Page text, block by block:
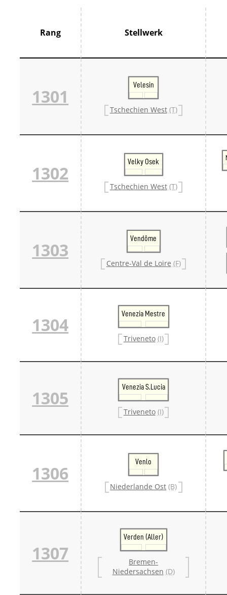
France
Italien
Schweiz
Rang Stellwerk
1301
Velesin
Tschechien West (T)
1302
Velky Osek
Tschechien West (T)
1303
Vendôme
Centre-Val de Loire (F)
1304
Venezia Mestre
Triveneto (I)
1305
Venezia S.Lucia
Triveneto (I)
1306
Venlo
Niederlande Ost (B)
1307
Verden (Aller)
Bremen-
Niedersachsen (D)